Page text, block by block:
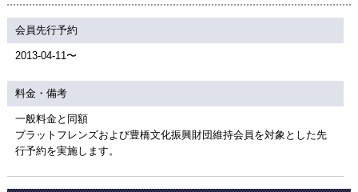
会員先行予約
2013-04-11〜
料金・備考
一般料金と同額
プラットフレンズおよび豊橋文化振興財団維持会員を対象とした先
行予約を実施します。